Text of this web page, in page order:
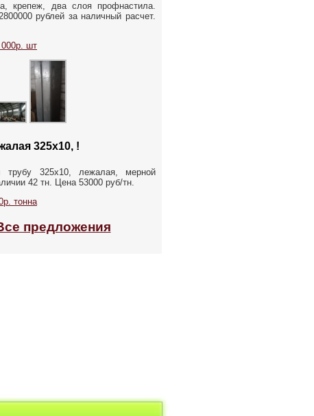
крепеж, два слоя профнастила.
рублей за наличный расчет.
000р. шт
325х10, !
трубу 325х10, лежалая, мерной
42 тн. Цена 53000 руб/тн.
тонна
предложения